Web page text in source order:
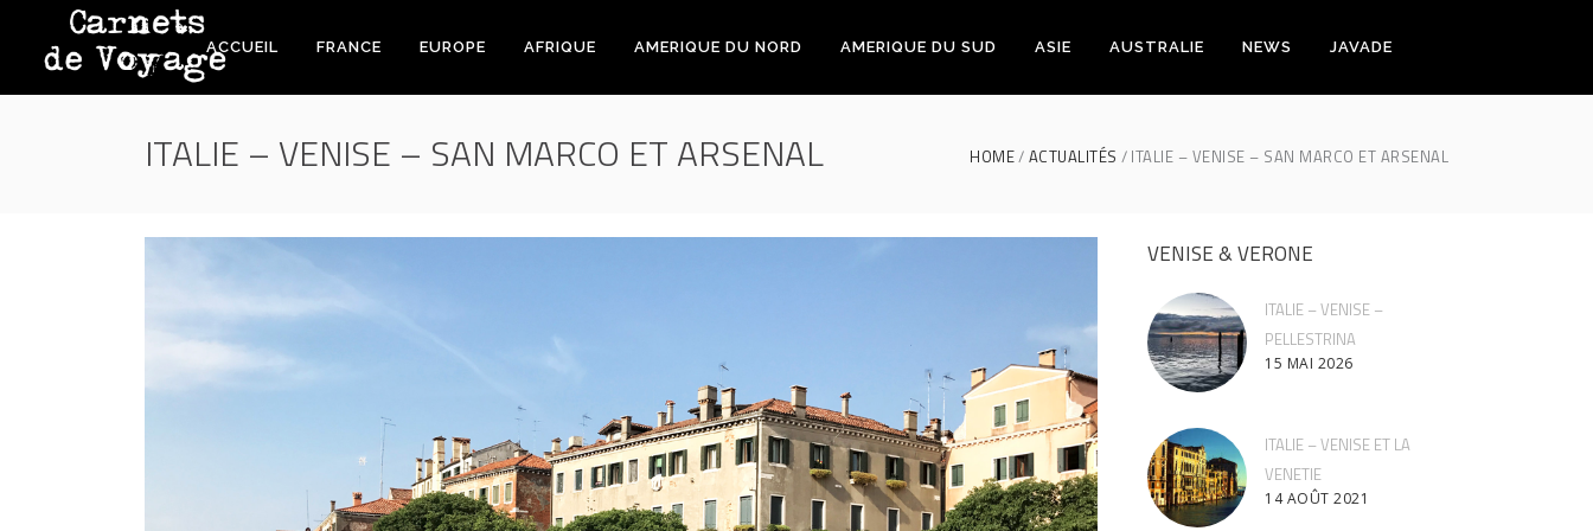
ACCUEIL FRANCE EUROPE AFRIQUE AMERIQUE DU NORD AMERIQUE DU SUD ASIE AUSTRALIE NEWS JAVADE
ITALIE – VENISE – SAN MARCO ET ARSENAL HOME ACTUALITÉS ITALIE – VENISE – SAN MARCO ET ARSENAL
VENISE & VERONE
ITALIE – VENISE –
PELLESTRINA
15 MAI 2026
ITALIE – VENISE ET LA
VENETIE
14 AOÛT 2021